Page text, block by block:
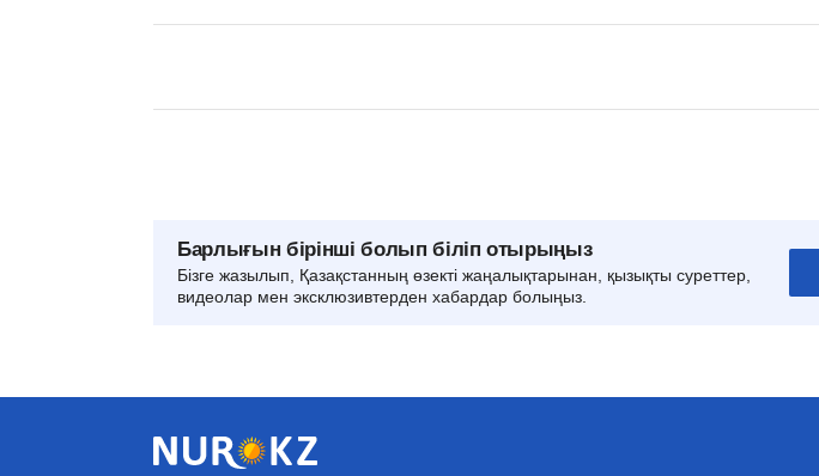
Барлығын бірінші болып біліп отырыңыз
Бізге жазылып, Қазақстанның өзекті жаңалықтарынан, қызықты суреттер,
видеолар мен эксклюзивтерден хабардар болыңыз.